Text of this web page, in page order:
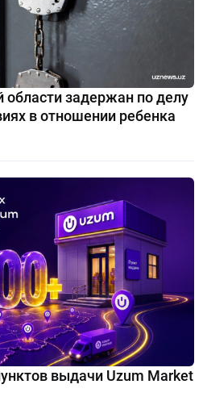
задержан по делу
в отношении ребенка
выдачи Uzum Market